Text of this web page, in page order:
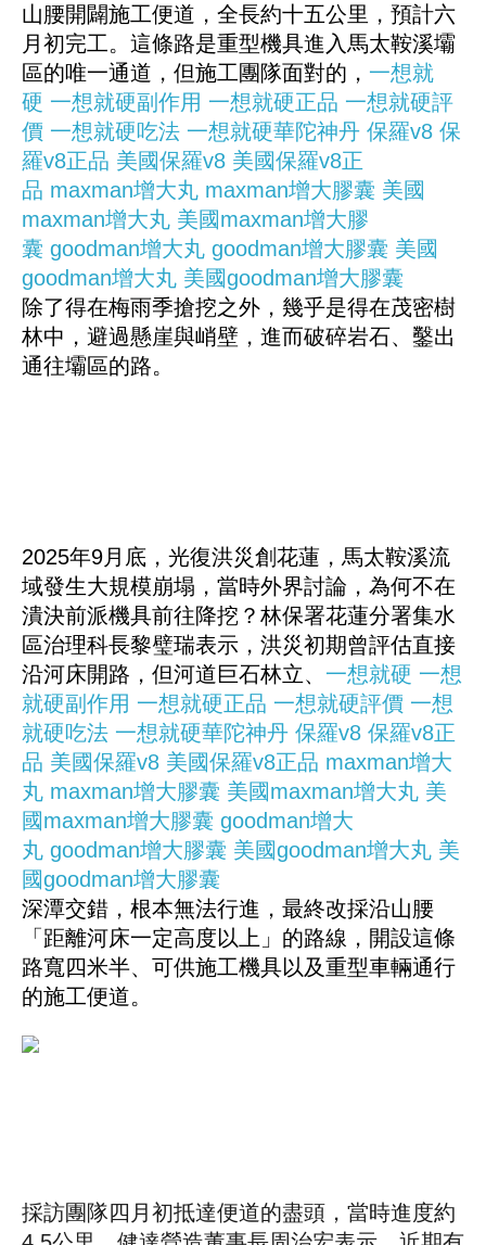
山腰開闢施工便道，全長約十五公里，預計六
月初完工。這條路是重型機具進入馬太鞍溪壩
區的唯一通道，但施工團隊面對的， 一想就
硬 一想就硬副作用 一想就硬正品 一想就硬評
價 一想就硬吃法 一想就硬華陀神丹 保羅v8 保
羅v8正品 美國保羅v8 美國保羅v8正
品 maxman增大丸 maxman增大膠囊 美國
maxman增大丸 美國maxman增大膠
囊 goodman增大丸 goodman增大膠囊 美國
goodman增大丸 美國goodman增大膠囊
除了得在梅雨季搶挖之外，幾乎是得在茂密樹
林中，避過懸崖與峭壁，進而破碎岩石、鑿出
通往壩區的路。
2025年9月底，光復洪災創花蓮，馬太鞍溪流
域發生大規模崩塌，當時外界討論，為何不在
潰決前派機具前往降挖？林保署花蓮分署集水
區治理科長黎璧瑞表示，洪災初期曾評估直接
沿河床開路，但河道巨石林立、 一想就硬 一想
就硬副作用 一想就硬正品 一想就硬評價 一想
就硬吃法 一想就硬華陀神丹 保羅v8 保羅v8正
品 美國保羅v8 美國保羅v8正品 maxman增大
丸 maxman增大膠囊 美國maxman增大丸 美
國maxman增大膠囊 goodman增大
丸 goodman增大膠囊 美國goodman增大丸 美
國goodman增大膠囊
深潭交錯，根本無法行進，最終改採沿山腰
「距離河床一定高度以上」的路線，開設這條
路寬四米半、可供施工機具以及重型車輛通行
的施工便道。
採訪團隊四月初抵達便道的盡頭，當時進度約